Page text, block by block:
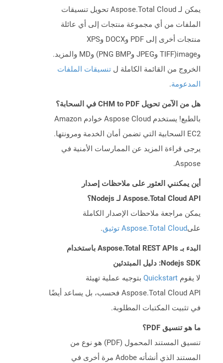
يمكن لـ Aspose.Total Cloud تحويل تنسيقات
الملفات من أي مجموعة منتجات إلى أي عائلة
منتجات أخرى إلى PDF وDOCX وXPS
وimage(TIFF وJPEG وPNG BMP) وMD والمزيد.
الخروج من القائمة الكاملة ل تنسيقات الملفات
المدعومة.
هل من الآمن تحويل CHM to PDF في السحابة؟
بالطبع! يستخدم Aspose Cloud خوادم Amazon
EC2 السحابية التي تضمن أمان الخدمة ومرونتها.
يرجى قراءة المزيد عن الممارسات الأمنية في
Aspose.
أين يمكنني العثور على ملاحظات إصدار
Aspose.Total Cloud API لـ Nodejs؟
يمكن مراجعة ملاحظات الإصدار الكاملة
علىAspose.Total Cloud توثيق .
البدء بـ Aspose.Total REST APIs باستخدام
Nodejs SDK: دليل المبتدئين
لا يقوم Quickstart بتوجيه عملية تهيئة
Aspose.Total Cloud API فحسب، بل يساعد أيضًا
في تثبيت المكتبات المطلوبة.
ما هو تنسيق PDF؟
تنسيق المستند المحمول (PDF) هو نوع من
المستند الذي أنشأته Adobe مرة أخرى في